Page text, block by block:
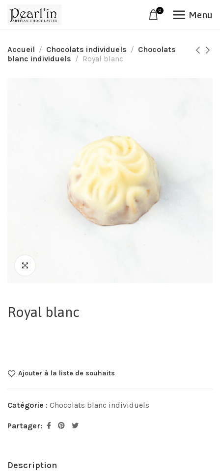
0 Menu
Accueil Chocolats individuels
Chocolats
blanc individuels
Royal blanc
Royal blanc
Ajouter à la liste de souhaits
Catégorie : Chocolats blanc individuels
Partager:
Description